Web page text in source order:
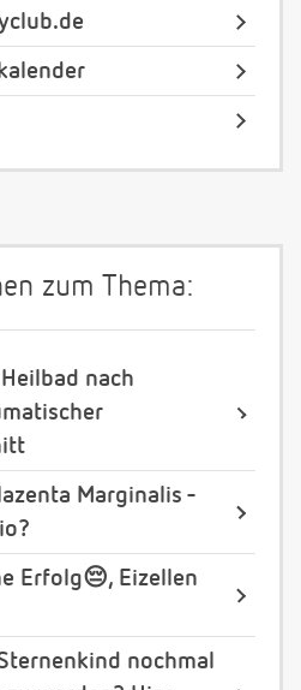
zum Thema:
nach
Marginalis -
Erfolg😔, Eizellen
nochmal